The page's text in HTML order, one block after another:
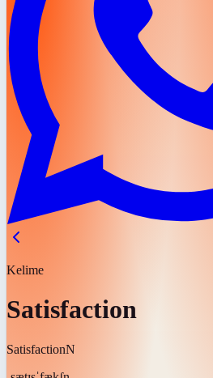
Kelime
Satisfaction
SatisfactionN